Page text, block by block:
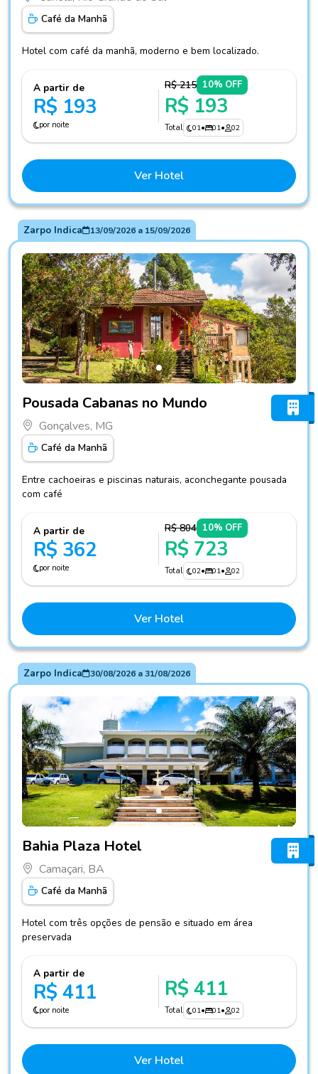
Café da Manhã
Hotel com café da manhã, moderno e bem localizado.
A partir de
R$ 193
por noite
R$ 215 10% OFF
R$ 193
Total 01• 01• 02
Ver Hotel
Zarpo Indica 13/09/2026a 15/09/2026
Pousada Cabanas no Mundo
Gonçalves, MG
Café da Manhã
Entre cachoeiras e piscinas naturais, aconchegante pousada
com café
A partir de
R$ 362
por noite
R$ 804 10% OFF
R$ 723
Total 02• 01• 02
Ver Hotel
Zarpo Indica 30/08/2026a31/08/2026
Bahia Plaza Hotel
Camaçari, BA
Café da Manhã
Hotel com três opções de pensão e situado em área
preservada
A partir de
R$ 411
por noite
R$ 411
Total 01• 01• 02
Ver Hotel